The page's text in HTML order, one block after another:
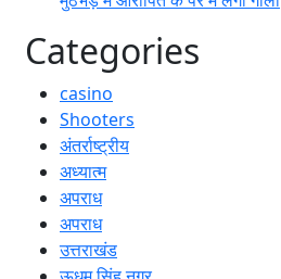
Categories
casino
Shooters
अंतर्राष्ट्रीय
अध्यात्म
अपराध
अपराध
उत्तराखंड